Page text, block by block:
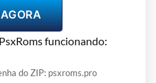
funcionando:
do ZIP: psxroms.pro